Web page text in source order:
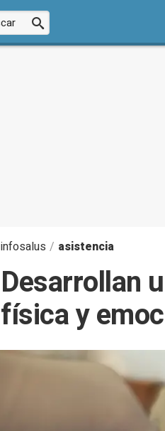
infosalus / asistencia
Desarrollan
física y